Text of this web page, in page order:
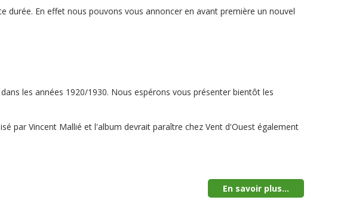
durée. En effet nous pouvons vous annoncer en avant première un nouvel
les années 1920/1930. Nous espérons vous présenter bientôt les
par Vincent Mallié et l'album devrait paraître chez Vent d'Ouest également
En savoir plus...